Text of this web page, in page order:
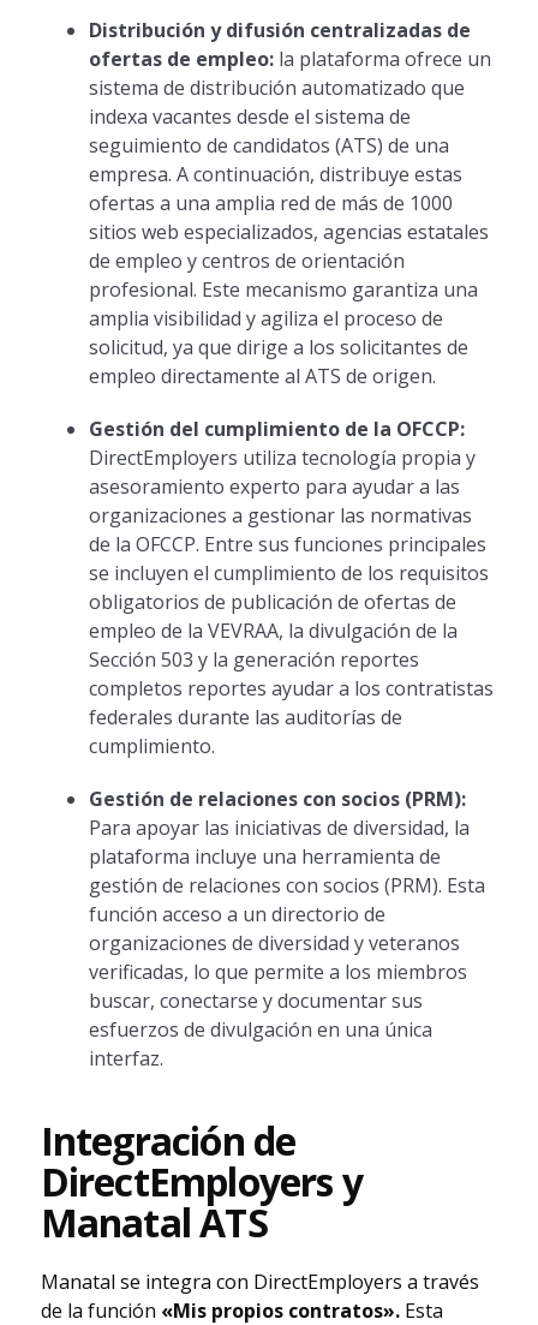
Distribución y difusión centralizadas de
ofertas de empleo:la plataforma ofrece un
sistema de distribución automatizado que
indexa vacantes desde el sistema de
seguimiento de candidatos (ATS) de una
empresa. A continuación, distribuye estas
ofertas a una amplia red de más de 1000
sitios web especializados, agencias estatales
de empleo y centros de orientación
profesional. Este mecanismo garantiza una
amplia visibilidad y agiliza el proceso de
solicitud, ya que dirige a los solicitantes de
empleo directamente al ATS de origen.
Gestión del cumplimiento de la OFCCP:
DirectEmployers utiliza tecnología propia y
asesoramiento experto para ayudar a las
organizaciones a gestionar las normativas
de la OFCCP. Entre sus funciones principales
se incluyen el cumplimiento de los requisitos
obligatorios de publicación de ofertas de
empleo de la VEVRAA, la divulgación de la
Sección 503 y la generación reportes
completos reportes ayudar a los contratistas
federales durante las auditorías de
cumplimiento.
Gestión de relaciones con socios (PRM):
Para apoyar las iniciativas de diversidad, la
plataforma incluye una herramienta de
gestión de relaciones con socios (PRM). Esta
función acceso a un directorio de
organizaciones de diversidad y veteranos
verificadas, lo que permite a los miembros
buscar, conectarse y documentar sus
esfuerzos de divulgación en una única
interfaz.
Integración de
DirectEmployers y
Manatal ATS
Manatal se integra con DirectEmployers a través
de la función «Mis propios contratos».Esta